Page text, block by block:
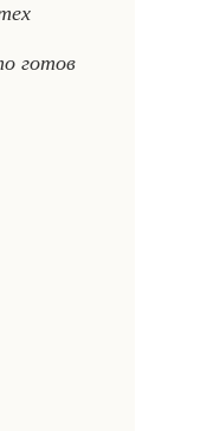
готов